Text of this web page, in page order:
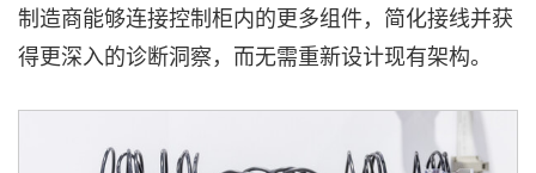
制造商能够连接控制柜内的更多组件，简化接线并获
得更深入的诊断洞察，而无需重新设计现有架构。